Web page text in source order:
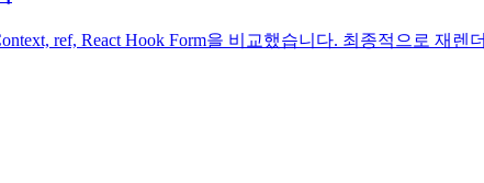
ref, React Hook Form을 비교했습니다. 최종적으로 재